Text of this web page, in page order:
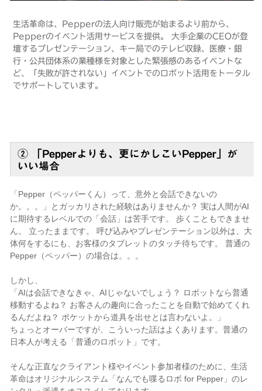
生活革命は、Pepperの法人向け販売が始まるより前から、
Pepperのイベント活用サービスを提供。 大手企業のCEOが登
壇するプレゼンテーション、キー局でのテレビ収録、医療・銀
行・公共団体系の業種様を対象とした緊張感のあるイベントな
ど、「失敗が許されない」イベントでのロボット活用をトータル
でサポートしています。
② 「Pepperよりも、更にかしこいPepper」が
いい場合
「Pepper（ペッパーくん）って、意外と会話できないの
か。。。」とガッカリされた経験はありませんか？ 実は人間がAI
に期待するレベルでの「会話」は苦手です。 歩くこともできませ
ん。 立ったままです。 呼び込みやプレゼンテーション以外は、大
体何をするにも、お客様のタブレットのタッチ待ちです。 普通の
Pepper（ペッパー）の場合は。。。
しかし、
「AIは会話できなきゃ、AIじゃないでしょう？ ロボットなら普通
移動するよね？ お客さんの趣向に合ったことを自動で始めてくれ
るんだよね？ ポケットから道具を出せとは言わないよ。」
ちょっとオーバーですが、こういった話はよくあります。普通の
日本人が考える「普通のロボット」です。
そんな正直なクライアント様やイベント参加者様のために、生活
革命はオリジナルシステム「なんでも喋るロボ for Pepper」のレ